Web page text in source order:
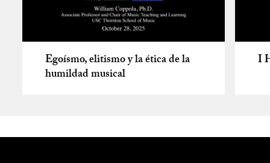
Egoísmo, elitismo y la ética de la
humildad musical
I